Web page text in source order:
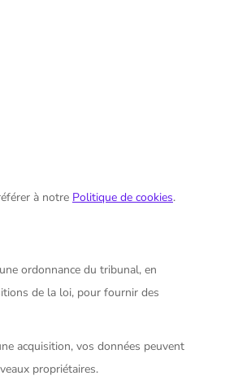
à notre Politique de cookies.
ordonnance du tribunal, en
de la loi, pour fournir des
acquisition, vos données peuvent
propriétaires.